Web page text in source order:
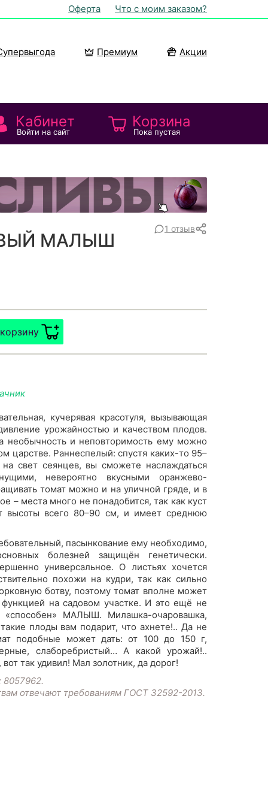
Оферта Что с моим заказом?
Премиум
Акции
Кабинет
Войти на сайт
Корзина
Пока пустая
1 отзыв
МАЛЫШ
кучерявая красотуля, вызывающая
урожайностью и качеством плодов.
необычность и неповторимость ему можно
царстве. Раннеспелый: спустя каких-то 95–
свет сеянцев, вы сможете наслаждаться
невероятно вкусными оранжево-
томат можно и на уличной гряде, и в
– места много не понадобится, так как куст
высоты всего 80–90 см, и имеет среднюю
пасынкование ему необходимо,
болезней защищён генетически.
универсальное. О листьях хочется
похожи на кудри, так как сильно
ботву, поэтому томат вполне может
функцией на садовом участке. И это ещё не
«способен» МАЛЫШ. Милашка-очаровашка,
плоды вам подарит, что ахнете!.. Да не
подобные может дать: от 100 до 150 г,
слаборебристый… А какой урожай!..
так удивил! Мал золотник, да дорог!
8057962.
отвечают требованиям ГОСТ 32592-2013.